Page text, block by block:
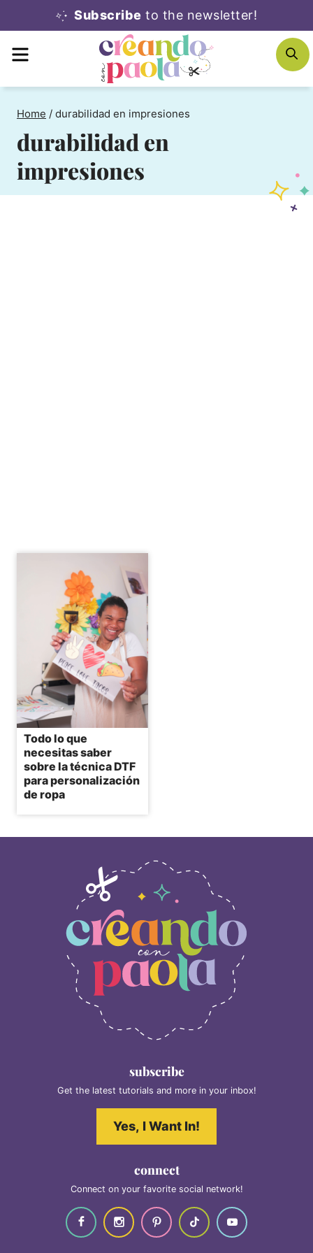
content
Subscribe to the newsletter!
MENU
Home / durabilidad en impresiones
durabilidad en
impresiones
Todo lo que
necesitas saber
sobre la técnica DTF
para personalización
de ropa
subscribe
Get the latest tutorials and more in your inbox!
Yes, I Want In!
connect
Connect on your favorite social network!